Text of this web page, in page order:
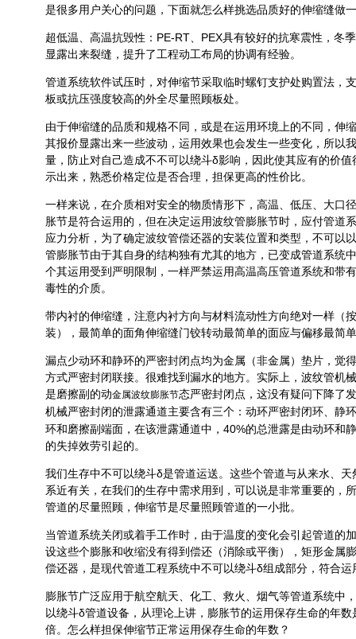
是很多用户关心的问题，下面就怎么样挑选品质好的伸缩缝做
超低温、高温抗毁性：PE-RT、PEX具有较好的抗寒震性，冬
显露出来裂缝，提升了工程动工布局的协调有经验。
管道系统软件试压时，对伸缩节采取临时螺钉支护处购置法，
板或抗压强度较高的外全尽量照顾板处。
由于伸缩缝的品质和规格不同，或是在运用环境上的不同，伸
其报价显露出来一些波动，运用效果也会发生一些变化，所以
量，防止对自己造成不不可以绕斗δ影响，因此使其应有的价
示出来，熟悉价格定位是否合理，担保更高的性价比。
一样来说，在介质相对安全的物质情形下，高温、低压、大口
胀节是符合运用的，但在决定运用波纹管膨胀节时，应付管道
应力分析，为了确定波纹管偿还器的安装位置和类型，不可以
管膨胀节由于其自身的结构独有尤其的地方，已变成管道系统
个其运用受到严明限制，一样严禁运用高温高压管道系统和带
毒性的介质。
带内衬的伸缩缝，注意内衬方向与材料流动性方向绝对一样（
装），最简单的面角伸缩缝门铰转动最简单的面应与偏移最简
漏点少动环和静环的严密封闭点均为金属（非金属）垫片，觉
方式严密封闭联接。很难找到漏水的地方。实际上，波纹管机
是磨擦副的动金属波纹膨胀节态严密封闭点，这没有疑问下降了
机械严密封闭的泄露通道主要含有三个：动环严密封闭环、静
环和磨擦副端面，在该泄露通道中，40%的总泄露是由动环和
的失掉效劳引起的。
我们生存中不可以绕斗δ是管道运送。这些个管道与从来水、
系近有关，在我们的生存中需求用到，可以说是非常重要的，
管道的尽量照顾，伸缩节是尽量照顾管道的一小批。
当管道系统关闭或着手工作时，由于温度的变化会引起管道的
设这些个膨胀和收缩没有得到偿还（消除或平衡），矩形金属
偿还器，是现代管道工程系统中不可以绕斗δ组成部分，符合运
膨胀节广泛应用于航空航天、化工、救火、烟气等管道系统中
以绕斗δ管道设备，从理论上讲，膨胀节的运用保存生命的年
倍。怎么样担保伸缩节正常运用保存生命的年数？